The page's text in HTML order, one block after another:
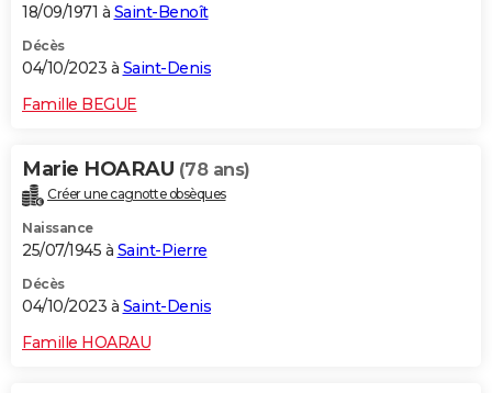
18/09/1971 à Saint-Benoît
Décès
04/10/2023 à Saint-Denis
Famille BEGUE
Marie HOARAU (78 ans)
Créer une cagnotte obsèques
Naissance
25/07/1945 à Saint-Pierre
Décès
04/10/2023 à Saint-Denis
Famille HOARAU